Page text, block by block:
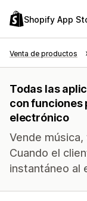
Shopify App
Venta de productos
Todas las
con funciones
electrónico
Vende
Cuando el
instantáneo al